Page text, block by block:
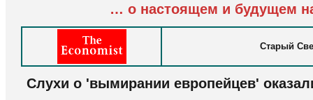
… о настоящем и будущем
Старый
Слухи о 'вымирании европейцев'